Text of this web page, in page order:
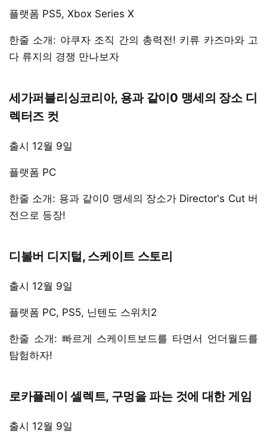
플랫폼 PS5, Xbox Series X
한줄 소개: 야쿠자 조직 간의 총력전! 키류 카즈마와 고
다 류지의 경쟁 만나보자
세가퍼블리싱코리아, 용과 같이0 맹세의 장소 디
렉터즈 컷
출시 12월 9일
플랫폼 PC
한줄 소개: 용과 같이0 맹세의 장소가 Director's Cut 버
전으로 등장!
디볼버 디지털, 스케이트 스토리
출시 12월 9일
플랫폼 PC, PS5, 닌텐도 스위치2
한줄 소개: 빠르게 스케이트보드를 타면서 언더월드를
탐험하자!
로카플레이 셀렉트, 구멍을 파는 것에 대한 게임
출시 12월 9일